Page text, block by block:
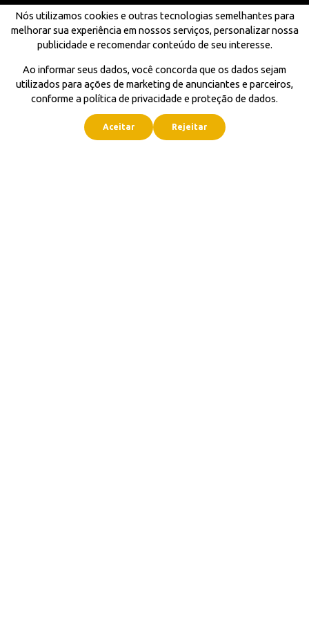
Nós utilizamos cookies e outras tecnologias semelhantes para
melhorar sua experiência em nossos serviços, personalizar nossa
publicidade e recomendar conteúdo de seu interesse.
Ao informar seus dados, você concorda que os dados sejam
utilizados para ações de marketing de anunciantes e parceiros,
conforme a política de privacidade e proteção de dados.
Aceitar Rejeitar